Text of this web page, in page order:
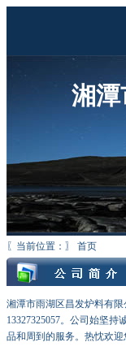
湘
〖当前位置：〗 首页
湘潭市雨湖区昌发炉料有
13327325057。公司始坚
品和周到的服务。热忱欢迎